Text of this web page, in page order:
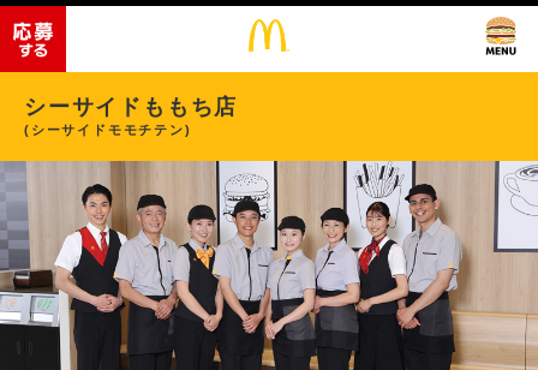
シーサイドももち店
(シーサイドモモチテン)